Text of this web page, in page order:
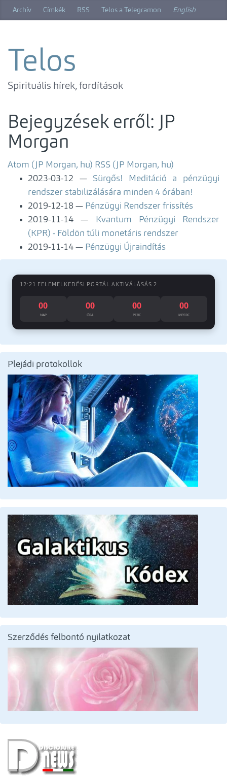
Archív Címkék RSS Telos a Telegramon English
Telos
Spirituális hírek, fordítások
Bejegyzések erről: JP
Morgan
Atom (JP Morgan, hu) RSS (JP Morgan, hu)
2023-03-12
Sürgős! Meditáció a pénzügyi
rendszer stabilizálására minden 4 órában!
2019-12-18
Pénzügyi Rendszer frissítés
2019-11-14
Kvantum Pénzügyi Rendszer
(KPR) - Földön túli monetáris rendszer
2019-11-14
Pénzügyi Újraindítás
12:21 FELEMELKEDÉSI PORTÁL AKTIVÁLÁSÁS 2
00
NAP
00
ÓRA
00
PERC
00
MPERC
Plejádi protokollok
Szerződés felbontó nyilatkozat